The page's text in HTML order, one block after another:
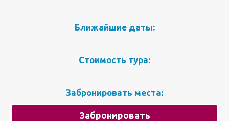
Ближайшие даты:
Стоимость тура:
Забронировать места:
Забронировать